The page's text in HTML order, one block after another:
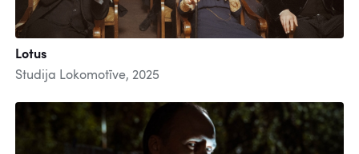
Lotus
Studija Lokomotīve, 2025